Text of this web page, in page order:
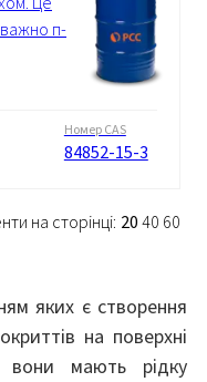
п-
Номер CAS
84852-15-3
на сторінці: 2040 60
яких є створення
на поверхні
вони мають рідку